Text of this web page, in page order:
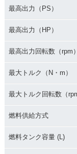
最高出力（PS）
最高出力（HP）
最高出力回転数（rpm）
最大トルク（N・m）
最大トルク回転数（
燃料供給方式
燃料タンク容量 (L)